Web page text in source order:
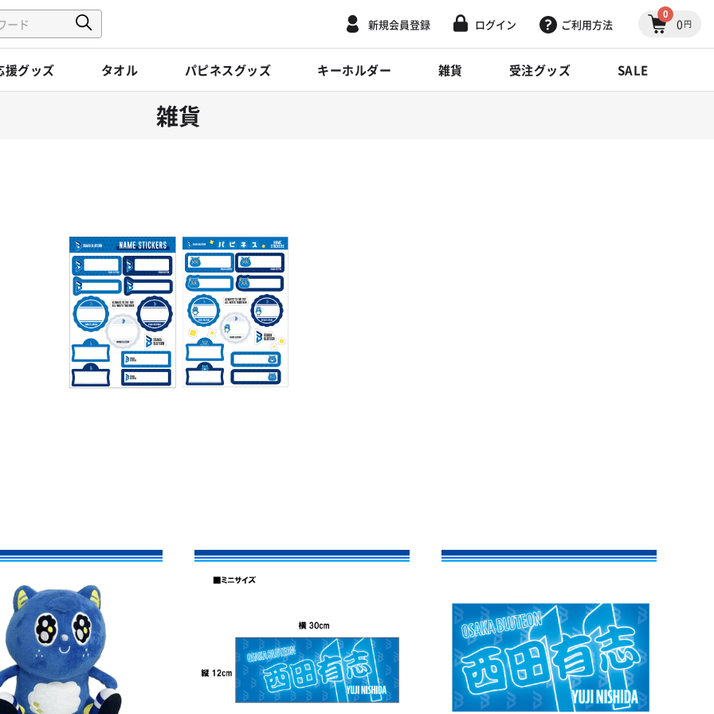
新規会員登録 ログイン ご利用方法
0
0 円
援グッズ タオル パピネスグッズ キーホルダー 雑貨 受注グッズ SALE
雑貨